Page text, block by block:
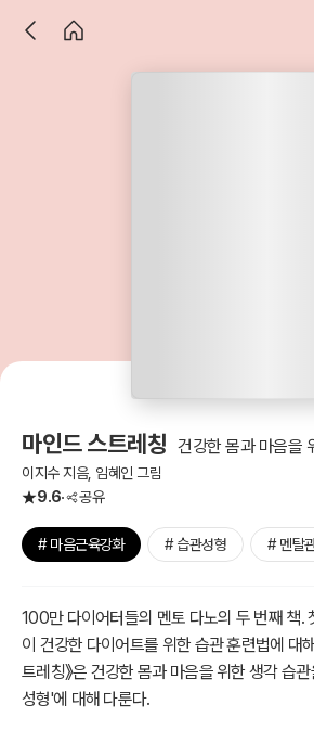
마인드 스트레칭 건강한 몸과 마음을
이지수 지음, 임혜인 그림
9.6
공유
# 마음근육강화 # 습관성형 # 멘탈
100만 다이어터들의 멘토 다노의 두 번째 책.
이 건강한 다이어트를 위한 습관 훈련법에 대
트레칭》은 건강한 몸과 마음을 위한 생각 습
성형'에 대해 다룬다.